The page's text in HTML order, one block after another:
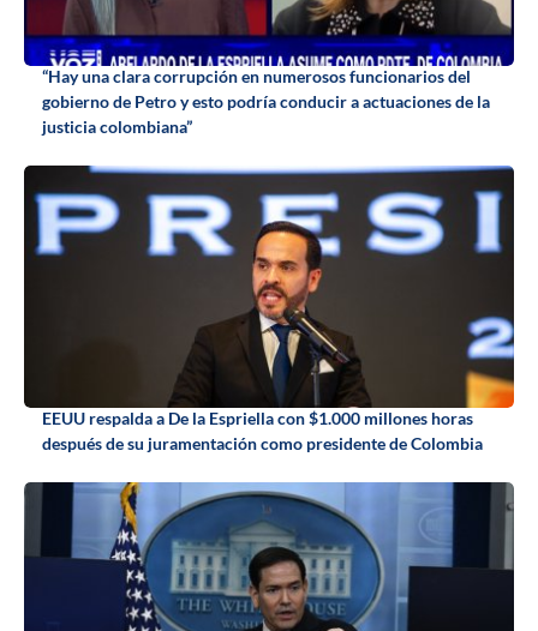
“Hay una clara corrupción en numerosos funcionarios del
gobierno de Petro y esto podría conducir a actuaciones de la
justicia colombiana”
EEUU respalda a De la Espriella con $1.000 millones horas
después de su juramentación como presidente de Colombia